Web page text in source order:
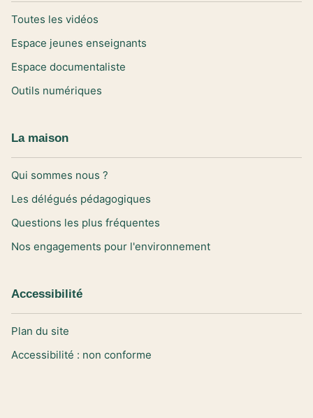
Toutes les vidéos
Espace jeunes enseignants
Espace documentaliste
Outils numériques
La maison
Qui sommes nous ?
Les délégués pédagogiques
Questions les plus fréquentes
Nos engagements pour l'environnement
Accessibilité
Plan du site
Accessibilité : non conforme